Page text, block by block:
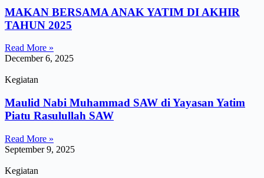
MAKAN BERSAMA ANAK YATIM DI AKHIR
TAHUN 2025
Read More »
December 6, 2025
Kegiatan
Maulid Nabi Muhammad SAW di Yayasan Yatim
Piatu Rasulullah SAW
Read More »
September 9, 2025
Kegiatan